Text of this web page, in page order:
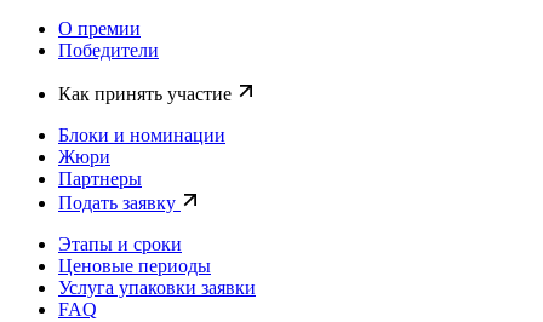
О премии
Победители
Как принять участие
Блоки и номинации
Жюри
Партнеры
Подать заявку
Этапы и сроки
Ценовые периоды
Услуга упаковки заявки
FAQ